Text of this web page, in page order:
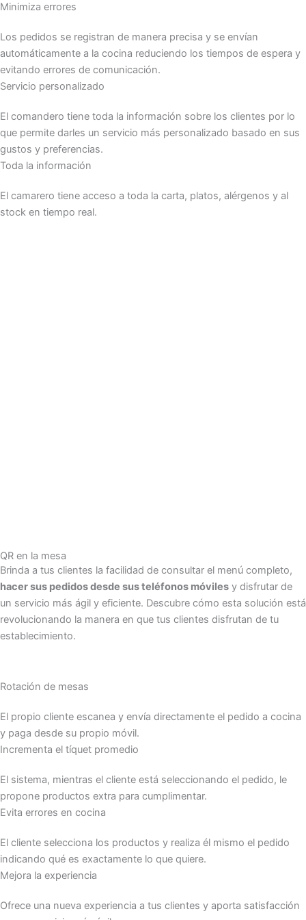
Minimiza errores
Los pedidos se registran de manera precisa y se envían
automáticamente a la cocina reduciendo los tiempos de espera y
evitando errores de comunicación.
Servicio personalizado
El comandero tiene toda la información sobre los clientes por lo
que permite darles un servicio más personalizado basado en sus
gustos y preferencias.
Toda la información
El camarero tiene acceso a toda la carta, platos, alérgenos y al
stock en tiempo real.
QR en la mesa
Brinda a tus clientes la facilidad de consultar el menú completo,
hacer sus pedidos desde sus teléfonos móviles y disfrutar de
un servicio más ágil y eficiente. Descubre cómo esta solución está
revolucionando la manera en que tus clientes disfrutan de tu
establecimiento.
Rotación de mesas
El propio cliente escanea y envía directamente el pedido a cocina
y paga desde su propio móvil.
Incrementa el tíquet promedio
El sistema, mientras el cliente está seleccionando el pedido, le
propone productos extra para cumplimentar.
Evita errores en cocina
El cliente selecciona los productos y realiza él mismo el pedido
indicando qué es exactamente lo que quiere.
Mejora la experiencia
Ofrece una nueva experiencia a tus clientes y aporta satisfacción